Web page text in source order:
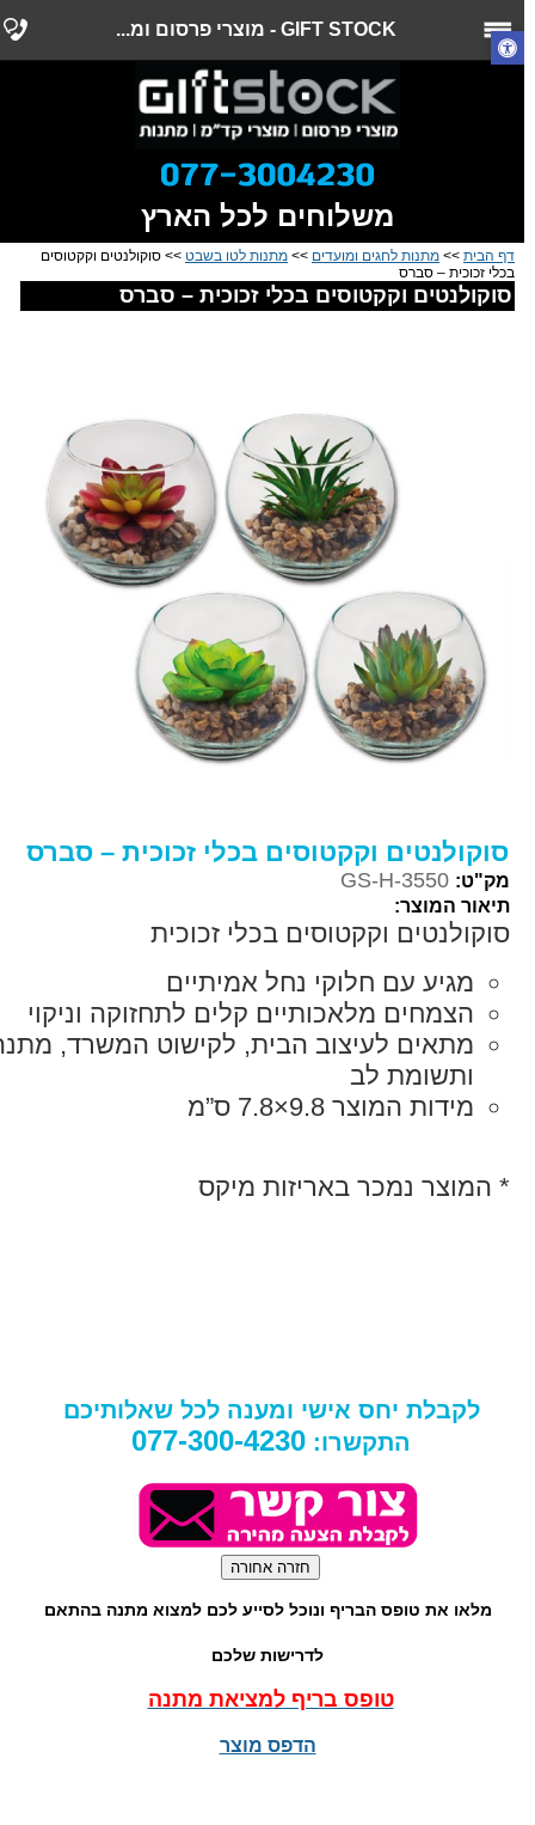
GIFT STOCK - מוצרי פרסום ומ...
משלוחים לכל הארץ
דף הבית>>מתנות לחגים ומועדים>>מתנות לטו בשבט>> סוקולנטים וקקטוסים
בכלי זכוכית – סברס
סוקולנטים וקקטוסים בכלי זכוכית – סברס
סוקולנטים וקקטוסים בכלי זכוכית – סברס
מק"ט: GS-H-3550
תיאור המוצר:
סוקולנטים וקקטוסים בכלי זכוכית
מגיע עם חלוקי נחל אמיתיים
הצמחים מלאכותיים קלים לתחזוקה וניקוי
מתאים לעיצוב הבית, לקישוט המשרד, מתנה
ותשומת לב
מידות המוצר 9.8×7.8 ס”מ
* המוצר נמכר באריזות מיקס
לקבלת יחס אישי ומענה לכל שאלותיכם
התקשרו:077-300-4230
מלאו את טופס הבריף ונוכל לסייע לכם למצוא מתנה בהתאם
לדרישות שלכם
טופס בריף למציאת מתנה
הדפס מוצר